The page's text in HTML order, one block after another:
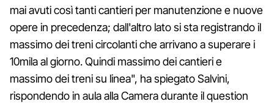
mai avuti così tanti cantieri per manutenzione e nuove
opere in precedenza; dall'altro lato si sta registrando il
massimo dei treni circolanti che arrivano a superare i
10mila al giorno. Quindi massimo dei cantieri e
massimo dei treni su linea", ha spiegato Salvini,
rispondendo in aula alla Camera durante il question